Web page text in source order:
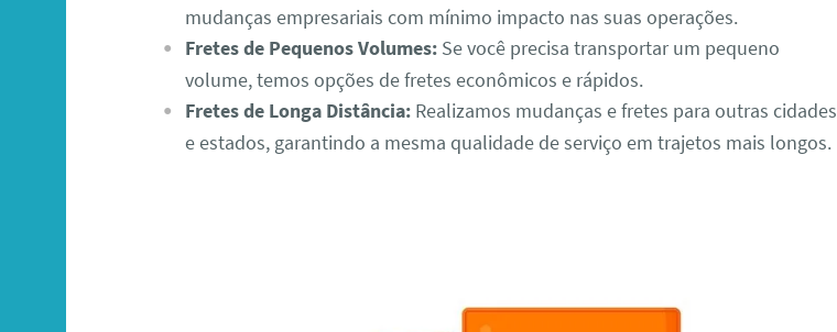
mudanças empresariais com mínimo impacto nas suas operações.
Fretes de Pequenos Volumes:Se você precisa transportar um pequeno
volume, temos opções de fretes econômicos e rápidos.
Fretes de Longa Distância:Realizamos mudanças e fretes para outras cidades
e estados, garantindo a mesma qualidade de serviço em trajetos mais longos.